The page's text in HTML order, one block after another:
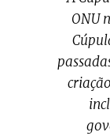
ONU